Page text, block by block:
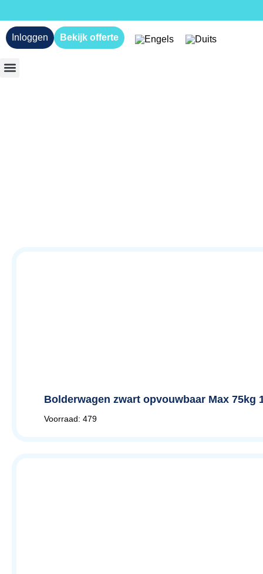
Inloggen Bekijk offerte
Bolderwagen zwart opvouwbaar Max 75kg
Voorraad: 479